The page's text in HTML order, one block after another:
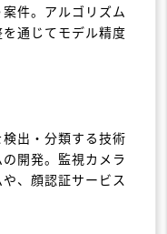
件。アルゴリズム
通じてモデル精度
出・分類する技術
開発。監視カメラ
、顔認証サービス